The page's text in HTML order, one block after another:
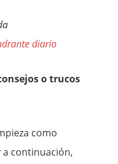
diario
o trucos
como
a continuación,